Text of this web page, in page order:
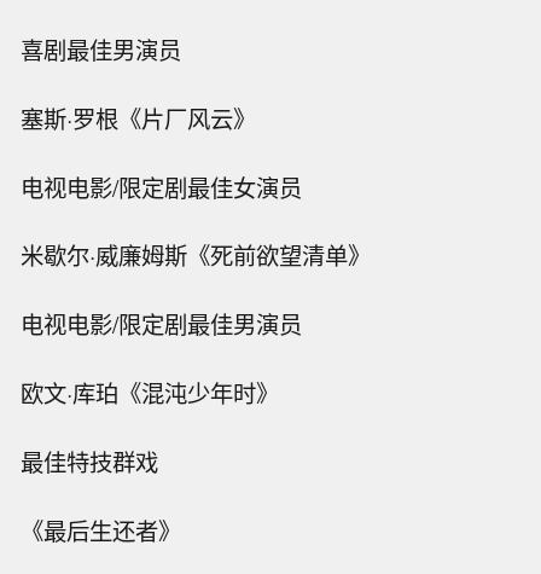
喜剧最佳男演员
塞斯·罗根《片厂风云》
电视电影/限定剧最佳女演员
米歇尔·威廉姆斯《死前欲望清单》
电视电影/限定剧最佳男演员
欧文·库珀《混沌少年时》
最佳特技群戏
《最后生还者》